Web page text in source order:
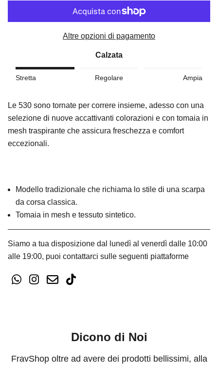
Altre opzioni di pagamento
Calzata
Stretta Regolare Ampia
Le 530 sono tornate per correre insieme, adesso con una
selezione di nuove accattivanti colorazioni e con tomaia in
mesh traspirante che assicura freschezza e comfort
eccezionali.
Modello tradizionale che richiama lo stile di una scarpa
da corsa classica.
Tomaia in mesh e tessuto sintetico.
Siamo a tua disposizione dal lunedì al venerdì dalle 10:00
alle 19:00, puoi contattarci sulle seguenti piattaforme
Dicono di Noi
FravShop oltre ad avere dei prodotti bellissimi, alla